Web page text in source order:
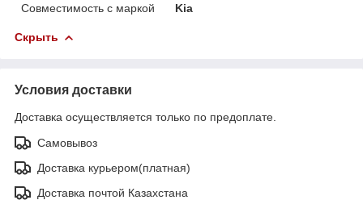
Совместимость с маркой
Kia
Скрыть
Условия доставки
Доставка осуществляется только по предоплате.
Самовывоз
Доставка курьером(платная)
Доставка почтой Казахстана